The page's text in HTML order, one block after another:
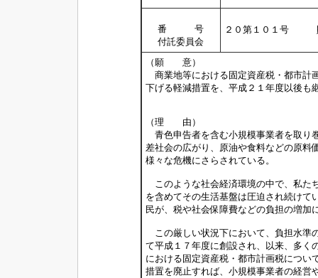
番 号
付託委員会
２０第１０１
（願 意）
商業地等における固定資産税・都市計
下げる軽減措置を、平成２１年度以後も
（理 由）
青色申告者を含む小規模事業者を取り
差社会の広がり、原油や食料などの原料
様々な危機にさらされている。
このような社会経済環境の中で、私た
を含めてその生活基盤は圧迫され続けて
民が、税や社会保障費などの負担の増加
この厳しい状況下において、負担水準
て平成１７年度に創設され、以来、多く
における固定資産税・都市計画税につい
措置を廃止すれば、小規模事業者の経営